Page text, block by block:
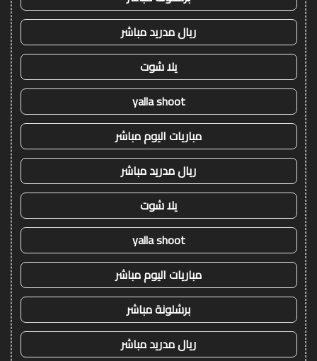
ريال مدريد مباشر
يلا شوت
yalla shoot
مباريات اليوم مباشر
ريال مدريد مباشر
يلا شوت
yalla shoot
مباريات اليوم مباشر
برشلونة مباشر
ريال مدريد مباشر